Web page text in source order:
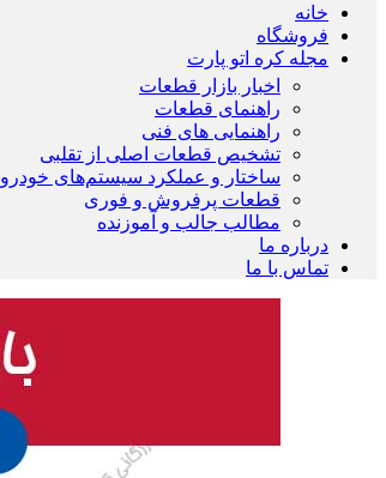
خانه
فروشگاه
مجله کره اتو پارت
اخبار بازار قطعات
راهنمای قطعات
راهنمایی های فنی
تشخیص قطعات اصلی از تقلبی
ساختار و عملکرد سیستم‌های خودرو
قطعات پرفروش و فوری
مطالب جالب و آموزنده
درباره ما
تماس با ما